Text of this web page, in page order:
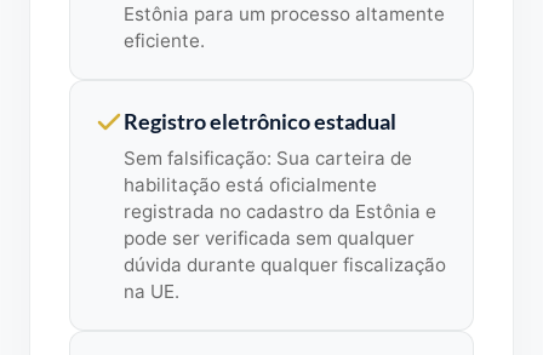
Estônia para um processo altamente
eficiente.
Registro eletrônico estadual
Sem falsificação: Sua carteira de
habilitação está oficialmente
registrada no cadastro da Estônia e
pode ser verificada sem qualquer
dúvida durante qualquer fiscalização
na UE.